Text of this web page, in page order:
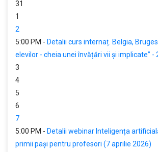
31
1
2
5:00 PM - Detalii curs internaț. Belgia,
elevilor - cheia unei învățări vii și implicate” -
3
4
5
6
7
5:00 PM - Detalii webinar Inteligența
primii pași pentru profesori (7 aprilie 2026)